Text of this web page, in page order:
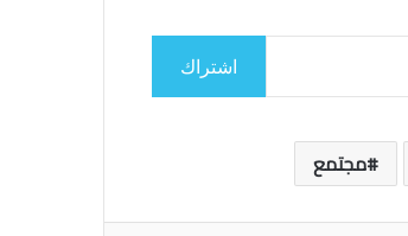
اشتراك
مجتمع